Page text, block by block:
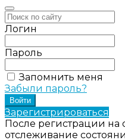
Логин
Пароль
Запомнить меня
Забыли пароль?
Зарегистрироваться
После регистрации на
отслеживание